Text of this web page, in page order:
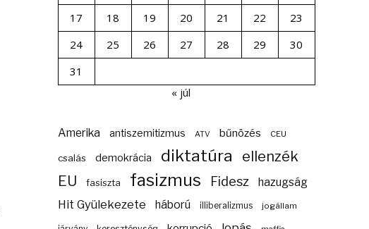
17
18 19 20 21 22
23
24
25 26 27 28 29
30
31
« júl
Amerika antiszemitizmus ATV bűnözés CEU
csalás demokrácia diktatúra ellenzék
EU fasiszta fasizmus Fidesz hazugság
Hit Gyülekezete háború illiberalizmus jogállam